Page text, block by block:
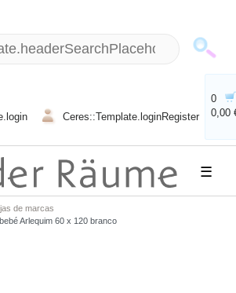
Ceres::Template.loginRegister
0
0,00
☰
de marcas
Arlequim 60 x 120 branco